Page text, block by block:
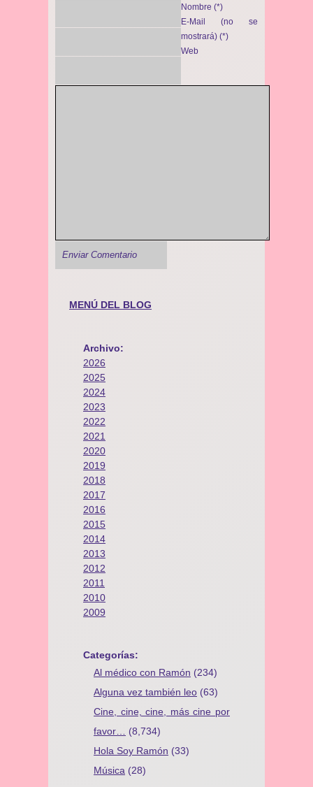
Nombre (*)
E-Mail (no se
mostrará) (*)
Web
MENÚ DEL BLOG
Archivo:
2026
2025
2024
2023
2022
2021
2020
2019
2018
2017
2016
2015
2014
2013
2012
2011
2010
2009
Categorías:
Al médico con Ramón (234)
Alguna vez también leo (63)
Cine, cine, cine, más cine por
favor…
(8,734)
Hola Soy Ramón (33)
Música (28)